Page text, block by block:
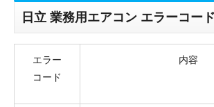
日立 業務用エアコン エラーコー
エラー
コード
内容